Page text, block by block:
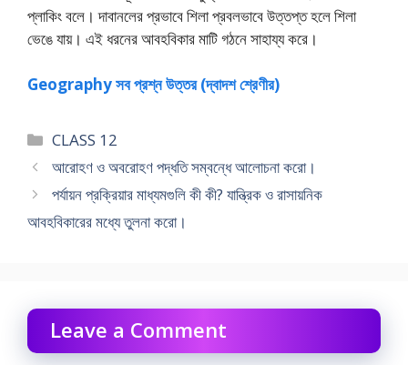
প্লাকিং বলে। দাবানলের প্রভাবে শিলা প্রবলভাবে উত্তপ্ত হলে শিলা
ভেঙে যায়। এই ধরনের আবহবিকার মাটি গঠনে সাহায্য করে।
Geography সব প্রশ্ন উত্তর (দ্বাদশ শ্রেণীর)
Categories
CLASS 12
আরােহণ ও অবরােহণ পদ্ধতি সম্বন্ধে আলােচনা করাে।
পর্যায়ন প্রক্রিয়ার মাধ্যমগুলি কী কী? যান্ত্রিক ও রাসায়নিক
আবহবিকারের মধ্যে তুলনা করাে।
Leave a Comment